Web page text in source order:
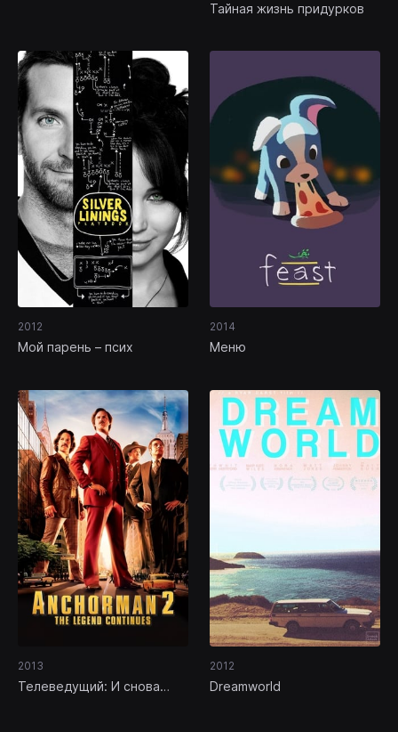
Тайная жизнь придурков
2012
Мой парень – псих
2014
Меню
2013
Телеведущий: И снова
2012
Dreamworld